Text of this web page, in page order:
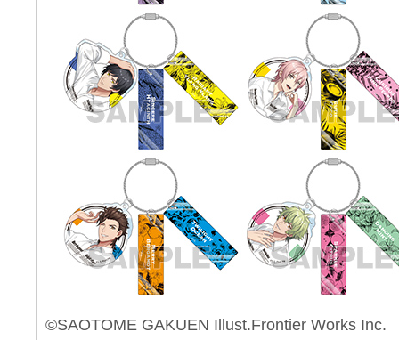
©SAOTOME GAKUEN Illust.Frontier Works Inc.